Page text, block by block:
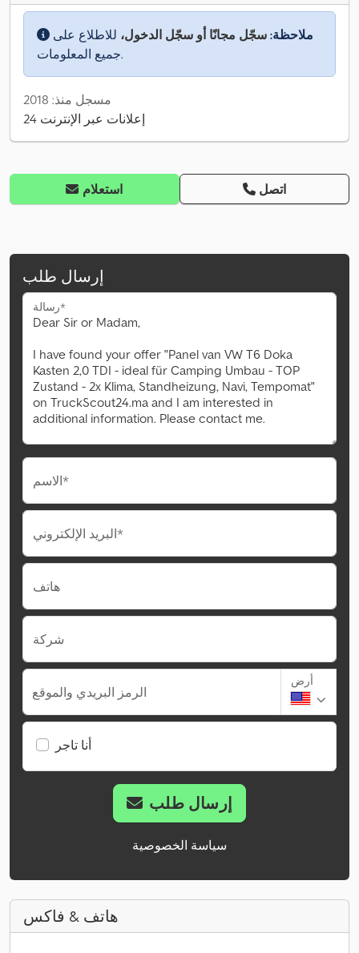
ملاحظة: سجّل مجانًا أو سجّل الدخول، للاطلاع على
جميع المعلومات.
مسجل منذ: 2018
24 إعلانات عبر الإنترنت
استعلام اتصل
إرسال طلب
رسالة*
الاسم*
البريد الإلكتروني*
هاتف
شركة
الرمز البريدي والموقع
أرض
أنا تاجر
إرسال طلب
سياسة الخصوصية
هاتف & فاكس